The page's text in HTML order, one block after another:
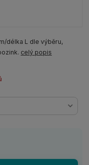
délka L dle výběru,
celý popis